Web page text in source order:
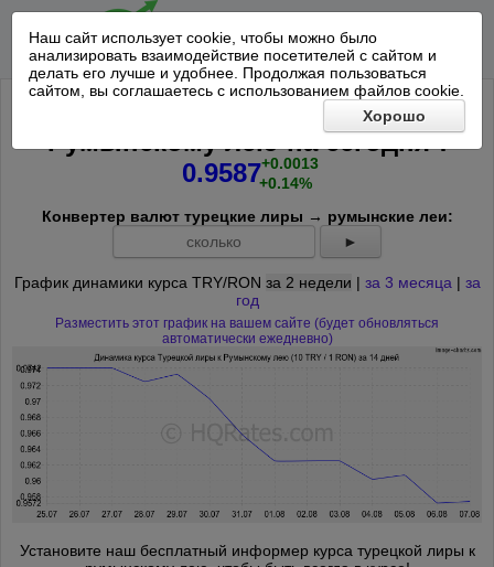
Наш сайт использует cookie, чтобы можно было
анализировать взаимодействие посетителей с сайтом и
делать его лучше и удобнее. Продолжая пользоваться
сайтом, вы соглашаетесь с использованием файлов cookie.
Хорошо
Курс 10 Турецкая лира к
Румынскому лею насегодня*:
0.9587+0.0013
+0.14%
Конвертер валют турецкие лиры → румынские леи:
►
График динамики курса TRY/RON за 2 недели | за 3 месяца | за
год
Разместить этот график на вашем сайте (будет обновляться
автоматически ежедневно)
Установите наш бесплатный информер курса турецкой лиры к